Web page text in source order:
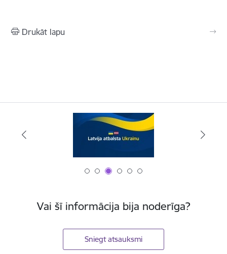
Drukāt lapu
Vai šī informācija bija noderīga?
Sniegt atsauksmi